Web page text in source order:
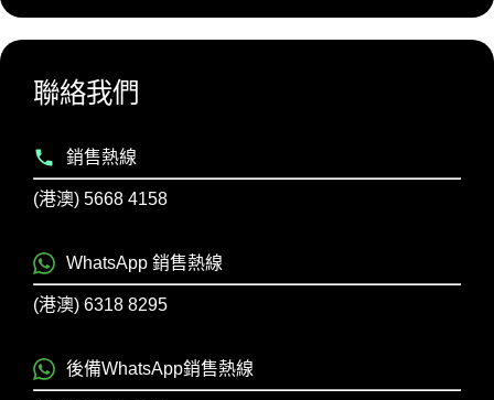
聯絡我們
銷售熱線
(港澳) 5668 4158
WhatsApp 銷售熱線
(港澳) 6318 8295
後備WhatsApp銷售熱線